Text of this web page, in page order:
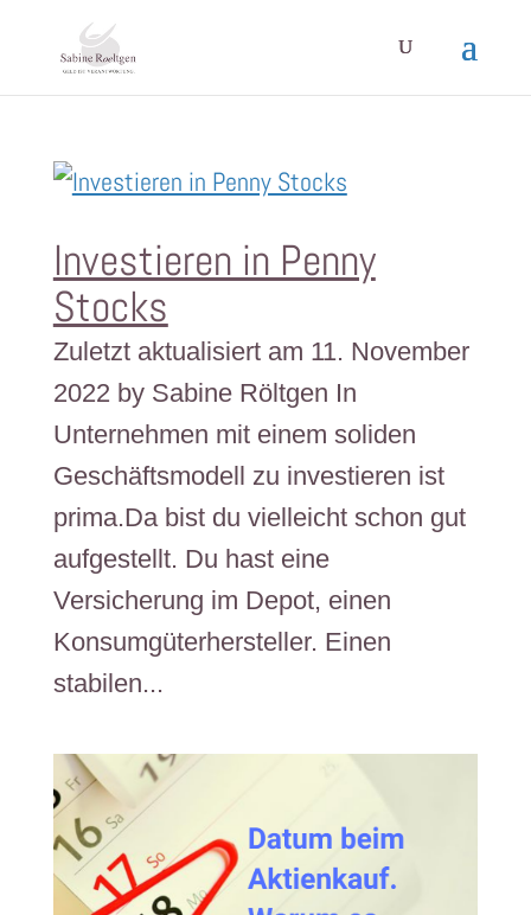
Investieren in Penny
Stocks
Zuletzt aktualisiert am 11. November
2022 by Sabine Röltgen In
Unternehmen mit einem soliden
Geschäftsmodell zu investieren ist
prima.Da bist du vielleicht schon gut
aufgestellt. Du hast eine
Versicherung im Depot, einen
Konsumgüterhersteller. Einen
stabilen...